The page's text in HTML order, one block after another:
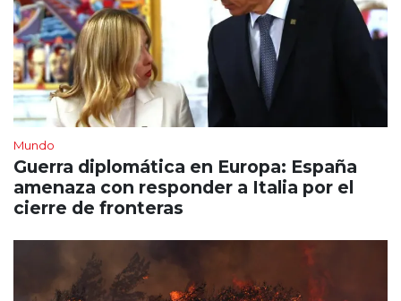
Mundo
Guerra diplomática en Europa: España
amenaza con responder a Italia por el
cierre de fronteras